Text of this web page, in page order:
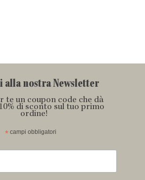
nostra Newsletter
te un coupon code che dà
di sconto sul tuo primo
ordine!
* campi obbligatori